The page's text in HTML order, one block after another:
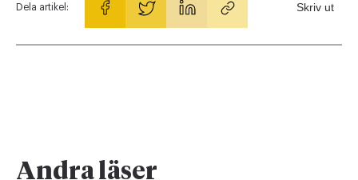
Dela artikel: Skriv ut
Andra läser